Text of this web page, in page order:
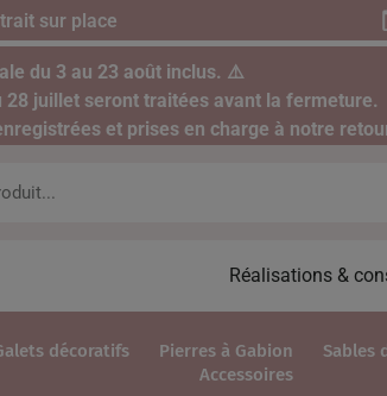
sur place
du 3 au 23 août inclus. ⚠️
28 juillet seront traitées avant la fermeture.
et prises en charge à notre
Réalisations &
décoratifs Pierres à Gabion Sables
Accessoires